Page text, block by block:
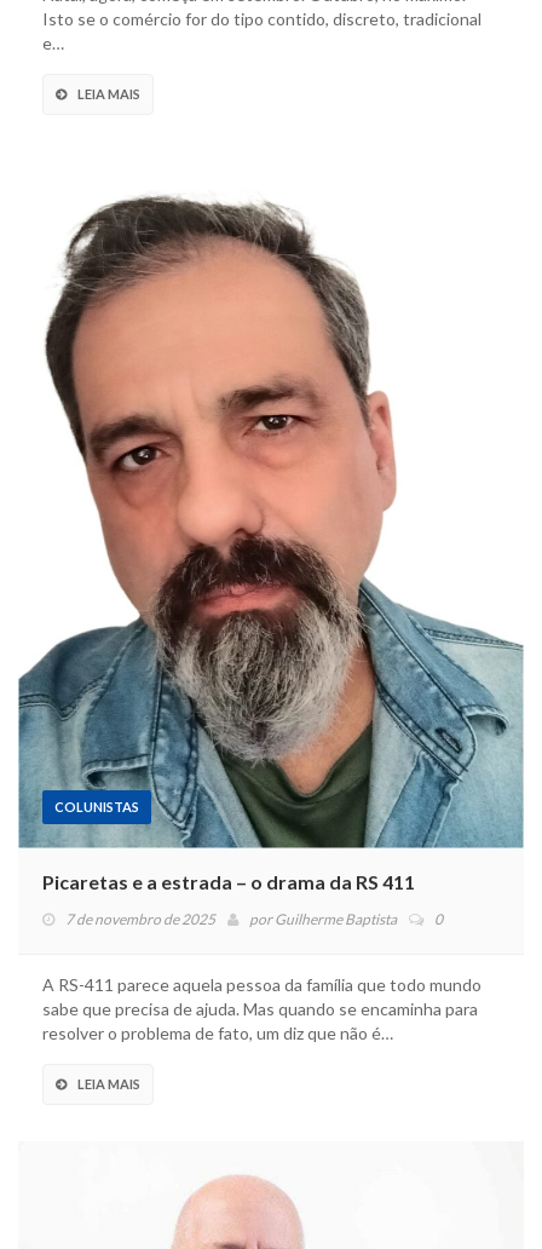
Isto se o comércio for do tipo contido, discreto, tradicional
e…
LEIA MAIS
COLUNISTAS
Picaretas e a estrada – o drama da RS 411
7 de novembro de 2025 porGuilherme Baptista 0
A RS-411 parece aquela pessoa da família que todo mundo
sabe que precisa de ajuda. Mas quando se encaminha para
resolver o problema de fato, um diz que não é…
LEIA MAIS